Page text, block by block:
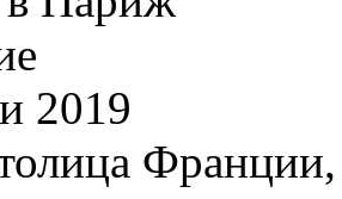
Франции,